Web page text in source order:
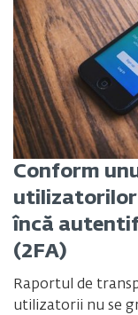
Conform
încă
(2FA)
Raportul de
utilizatorii nu se